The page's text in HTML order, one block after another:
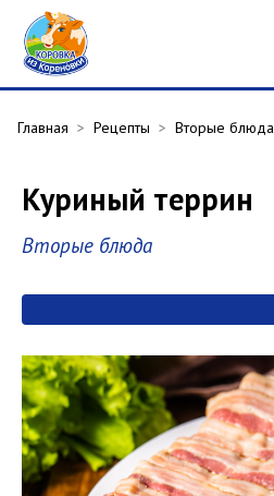
Главная > Рецепты > Вторые блюда
Куриный террин
Вторые блюда